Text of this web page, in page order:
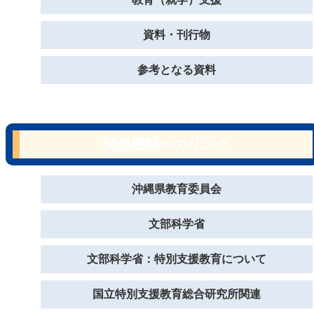
資料・刊行物
参考となる資料
沖縄県教育委員会
文部科学省
文部科学省：特別支援教育について
国立特別支援教育総合研究所関連